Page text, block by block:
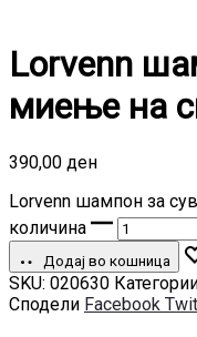
Lorvenn
миење на
390,00 ден
Lorvenn шампон за
количина
Додај во кошница
SKU: 020630
Сподели Facebook